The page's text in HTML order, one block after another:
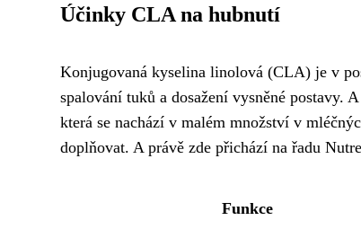
Účinky CLA na hubnutí
Konjugovaná kyselina linolová (CLA) je v
spalování tuků a dosažení vysněné postavy.
která se nachází v malém množství v
doplňovat. A právě zde přichází na řadu
Funkce